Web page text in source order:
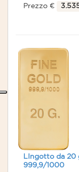
Prezzo €
LIngotto da 20
999,9/1000